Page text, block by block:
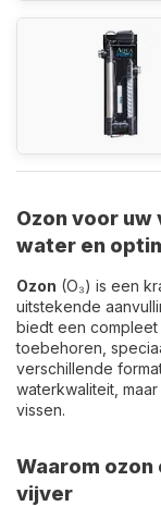
Ozon voor
water en
Ozon (O₃) is een
uitstekende
biedt een
toebehoren,
verschillende
waterkwaliteit,
vissen.
Waarom
vijver